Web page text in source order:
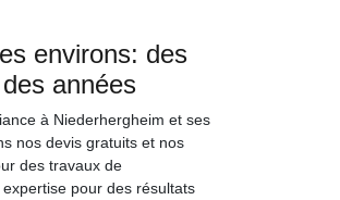
environs: des
années
à Niederhergheim et ses
nos devis gratuits et nos
des travaux de
pour des résultats